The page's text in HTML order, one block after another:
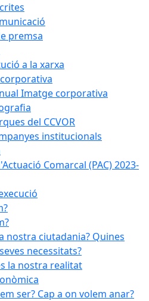
premsa
a la xarxa
Imatge corporativa
del CCVOR
institucionals
Comarcal (PAC) 2023-
nostra ciutadania? Quines
necessitats?
la nostra realitat
ser? Cap a on volem anar?